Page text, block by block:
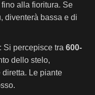
alla fioritura. Se
diventerà bassa e di
: Si percepisce tra 600-
dello stelo,
Le piante